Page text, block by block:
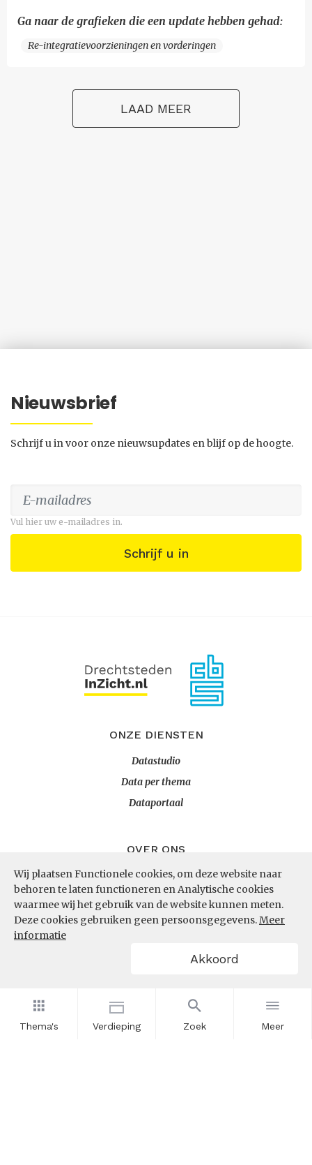
Thema's Verdieping Zoek Meer
Wij plaatsen Functionele cookies, om deze website naar
behoren te laten functioneren en Analytische cookies
waarmee wij het gebruik van de website kunnen meten.
Deze cookies gebruiken geen persoonsgegevens.Meer
informatie
Akkoord
Ga naar de grafieken die een update hebben gehad:
Re-integratievoorzieningen en vorderingen
LAAD MEER
Nieuwsbrief
Schrijf u in voor onze nieuwsupdates en blijf op de hoogte.
Vul hier uw e-mailadres in.
Schrijf u in
ONZE DIENSTEN
Datastudio
Data per thema
Dataportaal
OVER ONS
InZicht
Contact